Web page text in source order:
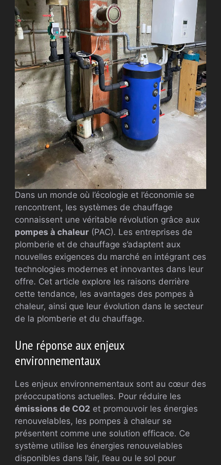
Dans un monde où l’écologie et l’économie se
rencontrent, les systèmes de chauffage
connaissent une véritable révolution grâce aux
pompes à chaleur (PAC). Les entreprises de
plomberie et de chauffage s’adaptent aux
nouvelles exigences du marché en intégrant ces
technologies modernes et innovantes dans leur
offre. Cet article explore les raisons derrière
cette tendance, les avantages des pompes à
chaleur, ainsi que leur évolution dans le secteur
de la plomberie et du chauffage.
Une réponse aux enjeux
environnementaux
Les enjeux environnementaux sont au cœur des
préoccupations actuelles. Pour réduire les
émissions de CO2 et promouvoir les énergies
renouvelables, les pompes à chaleur se
présentent comme une solution efficace. Ce
système utilise les énergies renouvelables
disponibles dans l’air, l’eau ou le sol pour